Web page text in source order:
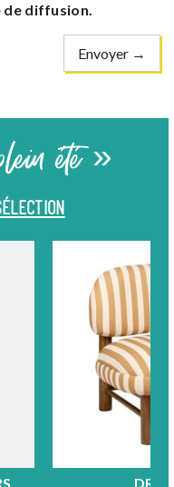
de diffusion.
été »